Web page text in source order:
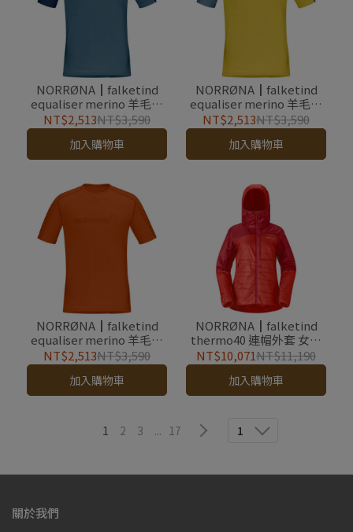
NORRØNA┃falketind
equaliser merino 羊毛短
袖圓領上衣 男款 騎兵藍 -
outlet
NT$2,513NT$3,590
加入購物車
NORRØNA┃falketind
equaliser merino 羊毛短
袖圓領上衣 男款 金盞花黃
- outlet
NT$2,513NT$3,590
加入購物車
NORRØNA┃falketind
equaliser merino 羊毛短
袖圓領上衣 男款 火焰橙 -
outlet
NT$2,513NT$3,590
加入購物車
NORRØNA┃falketind
thermo40 連帽外套 女款
刺激紅
NT$10,071NT$11,190
加入購物車
1 2 3 ... 17 1
關於我們